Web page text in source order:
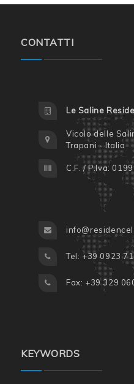
CONTATTI
Le Saline
Vicolo delle
Trapani - Italia
C.F. / P.Iva:
Tel: +39 0923
Fax: +39 329
KEYWORDS